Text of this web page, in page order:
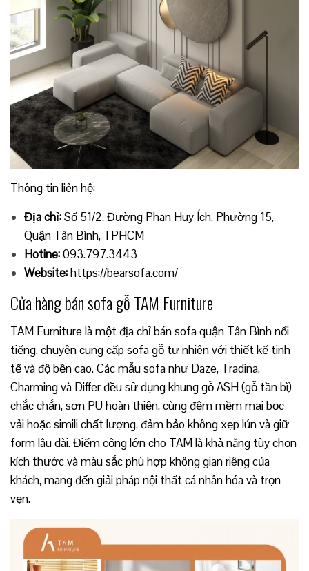
Thông tin liên hệ:
Địa chỉ:Số 51/2, Đường Phan Huy Ích, Phường 15,
Quận Tân Bình, TPHCM
Hotine:093.797.3443
Website:https://bearsofa.com/
Cửa hàng bán sofa gỗ TAM Furniture
TAM Furniture là một địa chỉ bán sofa quận Tân Bình nổi
tiếng, chuyên cung cấp sofa gỗ tự nhiên với thiết kế tinh
tế và độ bền cao. Các mẫu sofa như Daze, Tradina,
Charming và Differ đều sử dụng khung gỗ ASH (gỗ tần bì)
chắc chắn, sơn PU hoàn thiện, cùng đệm mềm mại bọc
vải hoặc simili chất lượng, đảm bảo không xẹp lún và giữ
form lâu dài. Điểm cộng lớn cho TAM là khả năng tùy chọn
kích thước và màu sắc phù hợp không gian riêng của
khách, mang đến giải pháp nội thất cá nhân hóa và trọn
vẹn.